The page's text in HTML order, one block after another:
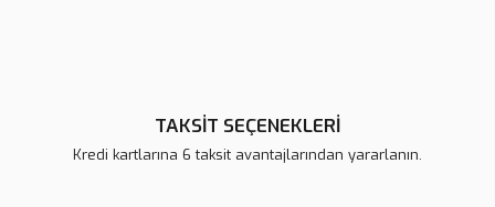
TAKSİT SEÇENEKLERİ
Kredi kartlarına 6 taksit avantajlarından yararlanın.